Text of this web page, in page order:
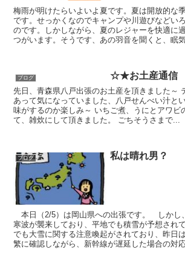
梅雨が明けたらいよいよ夏です。夏は開放的な
です。せっかくなのでキャンプや川遊びなどい
のです。しかしながら、夏のレジャーを快適に
つがいます。そうです、あの羽音を聞くと、眠
ブログ ☆★お土産通
先日、青森県八戸出張のお土産を頂きました～
あって気になっていました、八戸せんべい汁と
味がするのか楽しみ～ いちご煮、うにとアワビ
て、雑炊にして頂きました。 ごちそうさまで...
ブログ 私は晴れ男？
本日（2/5）は岡山県への出張です。 しかし
寒波が襲来しており、平地でも積雪が予想され
でも大雪に関する注意喚起がされており、昨日
繁に確認しながら、新幹線が遅延した場合の対